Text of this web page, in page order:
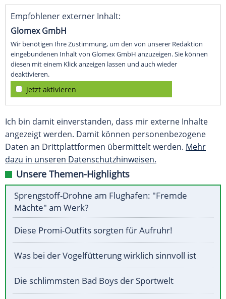
Empfohlener externer Inhalt:
Glomex GmbH
Wir benötigen Ihre Zustimmung, um den von unserer Redaktion
eingebundenen Inhalt von Glomex GmbH anzuzeigen. Sie können
diesen mit einem Klick anzeigen lassen und auch wieder
deaktivieren.
jetzt aktivieren
Ich bin damit einverstanden, dass mir externe Inhalte
angezeigt werden. Damit können personenbezogene
Daten an Drittplattformen übermittelt werden. Mehr
dazu in unseren Datenschutzhinweisen.
Unsere Themen-Highlights
Sprengstoff-Drohne am Flughafen: "Fremde
Mächte" am Werk?
Diese Promi-Outfits sorgten für Aufruhr!
Was bei der Vogelfütterung wirklich sinnvoll ist
Die schlimmsten Bad Boys der Sportwelt